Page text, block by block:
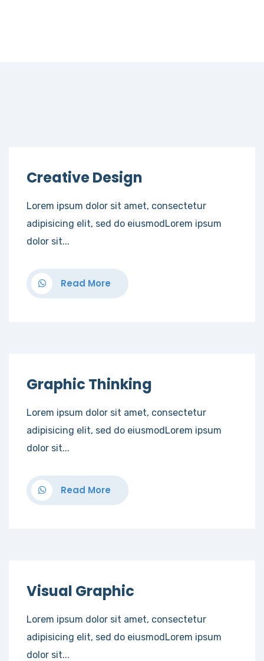
Creative Design
Lorem ipsum dolor sit amet, consectetur
adipisicing elit, sed do eiusmodLorem ipsum
dolor sit...
Read More
Graphic Thinking
Lorem ipsum dolor sit amet, consectetur
adipisicing elit, sed do eiusmodLorem ipsum
dolor sit...
Read More
Visual Graphic
Lorem ipsum dolor sit amet, consectetur
adipisicing elit, sed do eiusmodLorem ipsum
dolor sit...